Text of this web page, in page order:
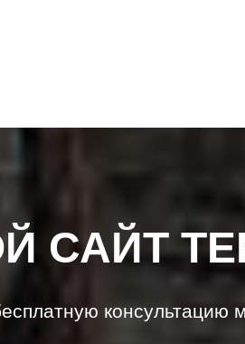
САЙТ
консультацию